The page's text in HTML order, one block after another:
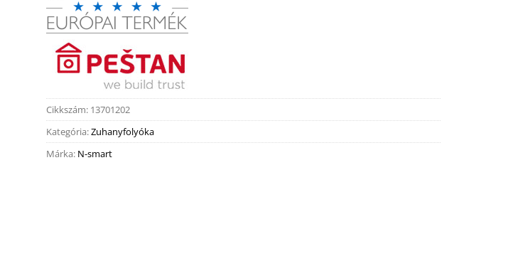
Cikkszám: 13701202
Kategória:Zuhanyfolyóka
Márka: N-smart